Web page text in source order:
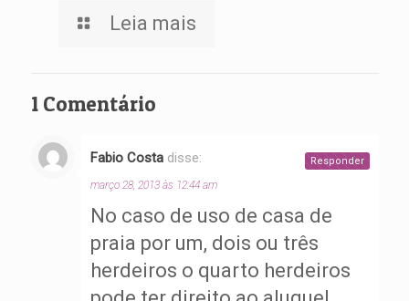
Leia mais
1 Comentário
Fabio Costa disse:
março 28, 2013 às 12:44 am
No caso de uso de casa de
praia por um, dois ou três
herdeiros o quarto herdeiros
Responder